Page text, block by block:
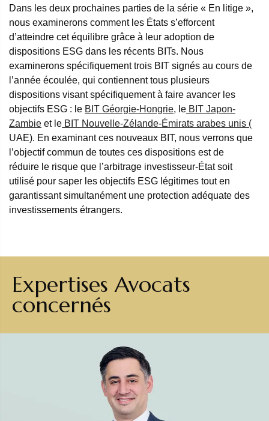
Dans les deux prochaines parties de la série « En litige »,
nous examinerons comment les États s’efforcent
d’atteindre cet équilibre grâce à leur adoption de
dispositions ESG dans les récents BITs. Nous
examinerons spécifiquement trois BIT signés au cours de
l’année écoulée, qui contiennent tous plusieurs
dispositions visant spécifiquement à faire avancer les
objectifs ESG : le BIT Géorgie-Hongrie, le BIT Japon-
Zambie et le BIT Nouvelle-Zélande-Émirats arabes unis (
UAE). En examinant ces nouveaux BIT, nous verrons que
l’objectif commun de toutes ces dispositions est de
réduire le risque que l’arbitrage investisseur-État soit
utilisé pour saper les objectifs ESG légitimes tout en
garantissant simultanément une protection adéquate des
investissements étrangers.
Expertises Avocats
concernés